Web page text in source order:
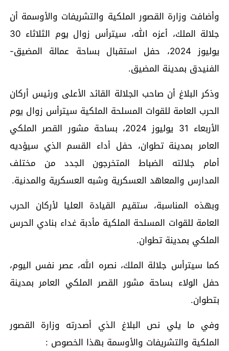
وأضافت وزارة القصور الملكية والتشريفات والأوسمة أن
جلالة الملك، أعزه الله، سيترأس زوال يوم الثلاثاء 30
يوليوز 2024، حفل استقبال بساحة عمالة المضيق-
الفنيدق بمدينة المضيق.
وذكر البلاغ أن صاحب الجلالة القائد الأعلى ورئيس أركان
الحرب العامة للقوات المسلحة الملكية سيترأس زوال يوم
الأربعاء 31 يوليوز 2024، بساحة مشور القصر الملكي
العامر بمدينة تطوان، حفل أداء القسم الذي سيؤديه
أمام جلالته الضباط المتخرجون الجدد من مختلف
المدارس والمعاهد العسكرية وشبه العسكرية والمدنية.
وبهذه المناسبة، ستقيم القيادة العليا لأركان الحرب
العامة للقوات المسلحة الملكية مأدبة غداء بنادي الحرس
الملكي بمدينة تطوان.
كما سيترأس جلالة الملك، نصره الله، عصر نفس اليوم،
حفل الولاء بساحة مشور القصر الملكي العامر بمدينة
بتطوان.
وفي ما يلي نص البلاغ الذي أصدرته وزارة القصور
الملكية والتشريفات والأوسمة بهذا الخصوص :